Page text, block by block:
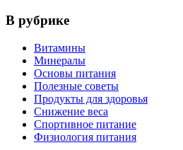
В рубрике
Витамины
Минералы
Основы питания
Полезные советы
Продукты для здоровья
Снижение веса
Спортивное питание
Физиология питания